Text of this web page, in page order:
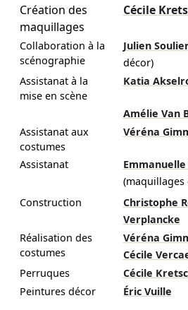
Création des
maquillages
Cécile
Collaboration à la
scénographie
Julien
décor)
Assistanat à la
mise en scène
Katia
Amélie Van
Assistanat aux
costumes
Véréna
Assistanat
(maquillages
Construction
Christophe
Verplancke
Réalisation des
costumes
Véréna
Cécile
Perruques
Cécile
Peintures décor
Éric Vuille